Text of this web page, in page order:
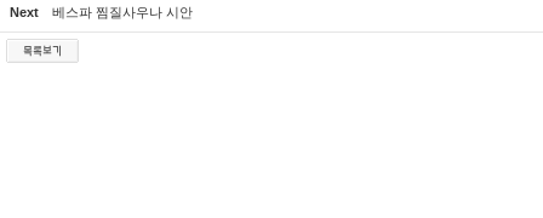
Next 베스파 찜질사우나 시안